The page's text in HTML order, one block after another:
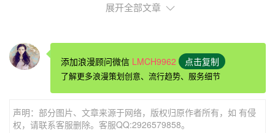
我们贴心为宾客营造了一个理想的旅游度假居停之所，更致
力于精心为每位客人提供一种无尽的生活享受。设施齐全，
为宾客带来各类人性化的贴心服务，用真诚和热情欢迎您的
下榻光临。
展开全部文章
添加浪漫顾问微信 LMCH9962 点击复制
了解更多浪漫策划创意、流行趋势、服务细节
声明：部分图片、文章来源于网络，版权归原作者所有，如 有侵
权，请联系客服删除。客服QQ:2926579858。